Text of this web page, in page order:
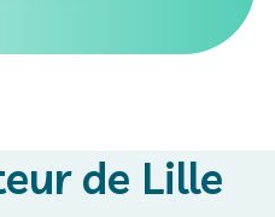
de Lille